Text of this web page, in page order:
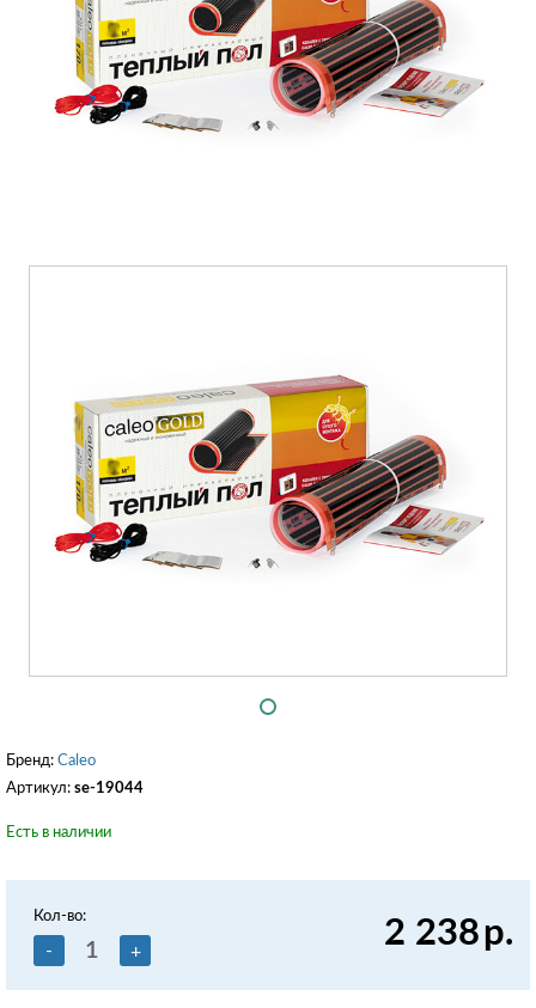
Бренд: Caleo
Артикул: se-19044
Есть в наличии
Кол-во:
- + 2 238р.